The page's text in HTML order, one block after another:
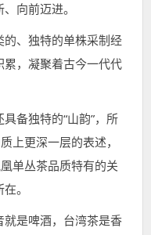
向前迈进。
、独特的单株采制经
，凝聚着古今一代代
备独特的“山韵”，所
上更深一层的表述，
单丛茶品质特有的关
。
是啤酒，台湾茶是香